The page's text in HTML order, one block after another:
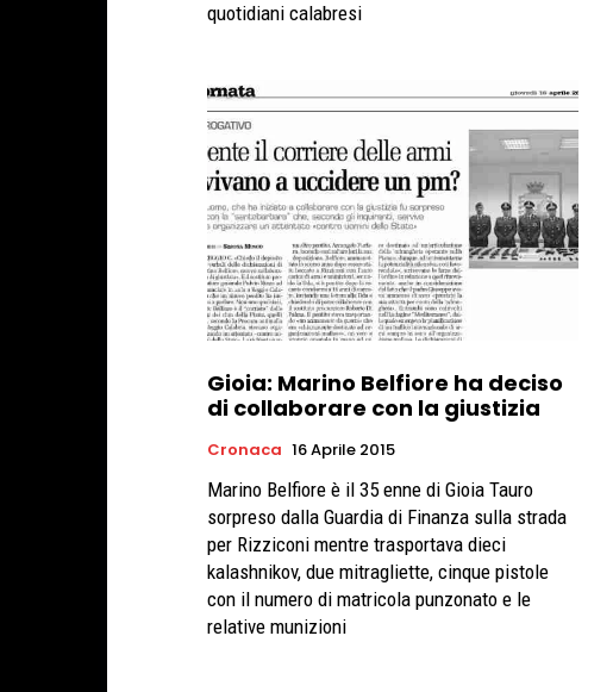
quotidiani calabresi
Gioia: Marino Belfiore ha deciso
di collaborare con la giustizia
Cronaca 16 Aprile 2015
Marino Belfiore è il 35 enne di Gioia Tauro
sorpreso dalla Guardia di Finanza sulla strada
per Rizziconi mentre trasportava dieci
kalashnikov, due mitragliette, cinque pistole
con il numero di matricola punzonato e le
relative munizioni